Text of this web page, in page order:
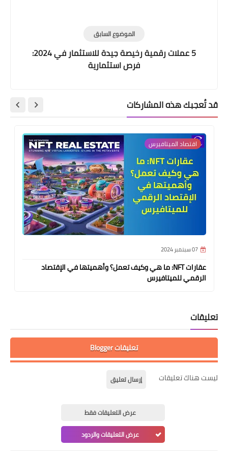
الموضوع السابق
5 عملات رقمية رخيصة جيدة للاستثمار في 2024:
فرص استثمارية
قد تُعجبك هذه المشاركات
اقتصاد الميتافيرس
07 سبتمبر 2024
عقارات NFT: ما هي وكيف تعمل؟ وأهميتها في الإقتصاد
الرقمي للميتافيرس
تعليقات
تعليقات Blogger
ليست هناك تعليقات إرسال تعليق
عرض التعليقات فقط
عرض التعليقات والردود